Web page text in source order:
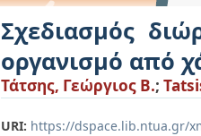
Σχεδιασμός
οργανισμό από
Τάτσης, Γεώργιος Β.;
URI: https://dspace.lib.ntua.gr/